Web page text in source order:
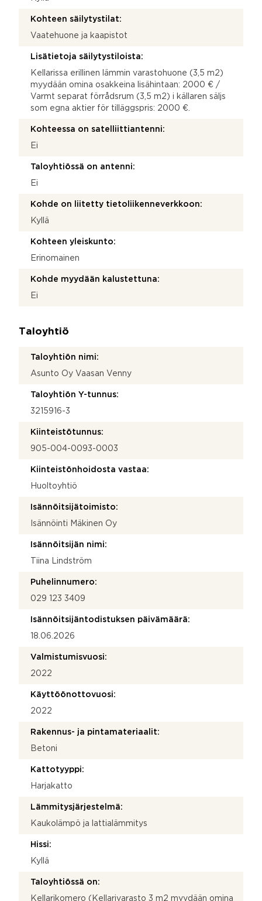
Kohteen säilytystilat:
Vaatehuone ja kaapistot
Lisätietoja säilytystiloista:
Kellarissa erillinen lämmin varastohuone (3,5 m2)
myydään omina osakkeina lisähintaan: 2000 € /
Varmt separat förrådsrum (3,5 m2) i källaren säljs
som egna aktier för tilläggspris: 2000 €.
Kohteessa on satelliittiantenni:
Ei
Taloyhtiössä on antenni:
Ei
Kohde on liitetty tietoliikenneverkkoon:
Kyllä
Kohteen yleiskunto:
Erinomainen
Kohde myydään kalustettuna:
Ei
Taloyhtiö
Taloyhtiön nimi:
Asunto Oy Vaasan Venny
Taloyhtiön Y-tunnus:
3215916-3
Kiinteistötunnus:
905-004-0093-0003
Kiinteistönhoidosta vastaa:
Huoltoyhtiö
Isännöitsijätoimisto:
Isännöinti Mäkinen Oy
Isännöitsijän nimi:
Tiina Lindström
Puhelinnumero:
029 123 3409
Isännöitsijäntodistuksen päivämäärä:
18.06.2026
Valmistumisvuosi:
2022
Käyttöönottovuosi:
2022
Rakennus- ja pintamateriaalit:
Betoni
Kattotyyppi:
Harjakatto
Lämmitysjärjestelmä:
Kaukolämpö ja lattialämmitys
Hissi:
Kyllä
Taloyhtiössä on:
Kellarikomero (Kellarivarasto 3 m2 myydään omina